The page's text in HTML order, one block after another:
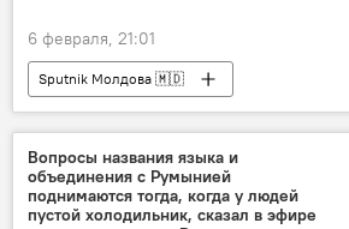
6 февраля, 21:01
Sputnik Молдова 🇲🇩
Вопросы названия языка и
объединения с Румынией
поднимаются тогда, когда у людей
пустой холодильник, сказал в эфире